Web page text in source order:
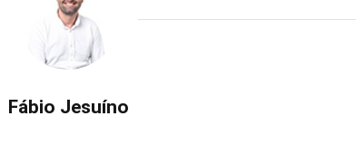
Fábio Jesuíno